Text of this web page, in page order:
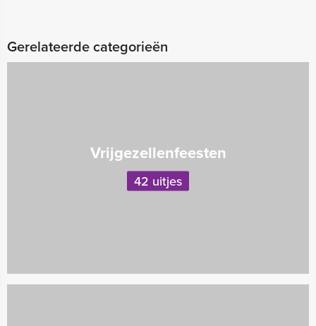
Gerelateerde categorieën
Vrijgezellenfeesten
42 uitjes